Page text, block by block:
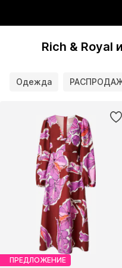
Rich & Royal
Одежда
ПРЕДЛОЖЕНИЕ